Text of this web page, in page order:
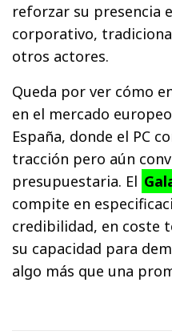
reforzar su presencia
corporativo,
otros actores.
Queda por ver cómo
en el mercado
España, donde el PC
tracción pero aún
presupuestaria. El
compite en
credibilidad, en coste
su capacidad para
algo más que una